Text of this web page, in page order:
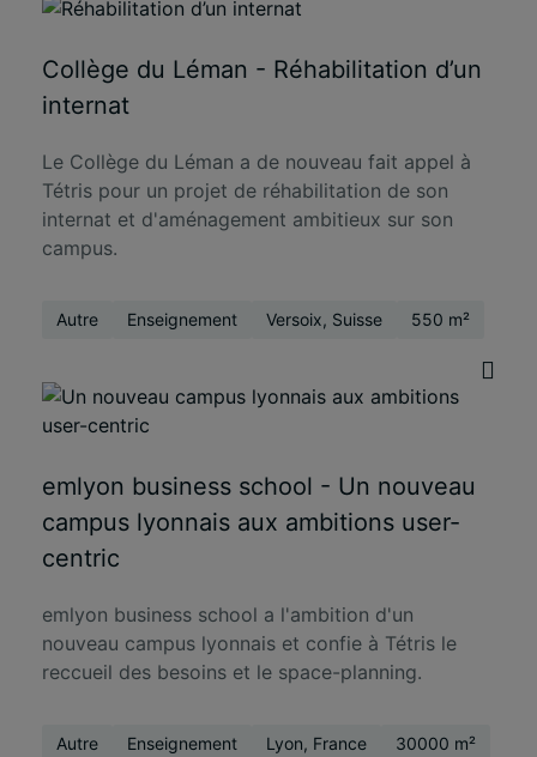
Collège du Léman - Réhabilitation d’un
internat
Le Collège du Léman a de nouveau fait appel à
Tétris pour un projet de réhabilitation de son
internat et d'aménagement ambitieux sur son
campus.
Autre Enseignement Versoix, Suisse 550 m²
emlyon business school - Un nouveau
campus lyonnais aux ambitions user-
centric
emlyon business school a l'ambition d'un
nouveau campus lyonnais et confie à Tétris le
reccueil des besoins et le space-planning.
Autre Enseignement Lyon, France 30000 m²